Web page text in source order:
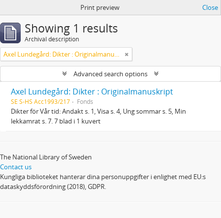
Print preview Close
Showing 1 results
Archival description
Axel Lundegård: Dikter : Originalmanuskript
Advanced search options
Axel Lundegård: Dikter : Originalmanuskript
SE S-HS Acc1993/217 Fonds
Dikter för Vår tid: Andakt s. 1, Visa s. 4, Ung sommar s. 5, Min
lekkamrat s. 7. 7 blad i 1 kuvert
The National Library of Sweden
Contact us
Kungliga biblioteket hanterar dina personuppgifter i enlighet med EU:s
dataskyddsförordning (2018), GDPR.